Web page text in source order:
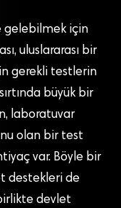
gelebilmek için
uluslararası bir
gerekli testlerin
büyük bir
laboratuvar
olan bir test
var. Böyle bir
destekleri de
devlet